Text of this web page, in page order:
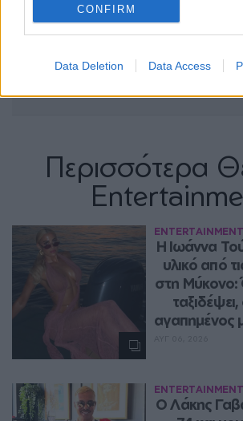
CONFIRM
Data Deletion Data Access
Περισσότερα
ENTERTAINMENT
Η Ιωάννα
υλικό από
στη Μύκονο:
αγαπημένος
ENTERTAINMENT
Ο Λάκης